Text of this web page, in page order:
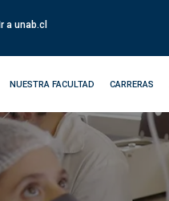
Ir a unab.cl
NUESTRA FACULTAD CARRERAS